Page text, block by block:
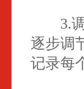
3.调
逐步调
记录每